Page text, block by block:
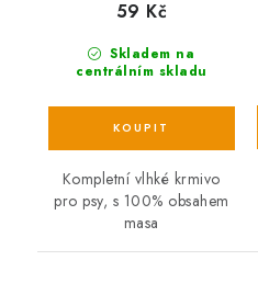
Skladem na
centrálním skladu
59 Kč
Kompletní vlhké krmivo
pro psy, s 100% obsahem
masa